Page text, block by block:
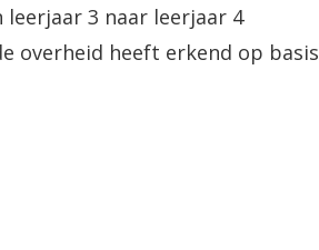
leerjaar 3 naar leerjaar 4
overheid heeft erkend op basis